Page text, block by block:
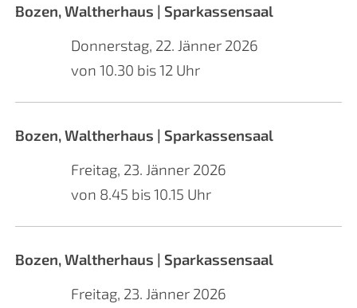
Bozen, Waltherhaus | Sparkassensaal
Donnerstag, 22. Jänner 2026
von 10.30 bis 12 Uhr
Bozen, Waltherhaus | Sparkassensaal
Freitag, 23. Jänner 2026
von 8.45 bis 10.15 Uhr
Bozen, Waltherhaus | Sparkassensaal
Freitag, 23. Jänner 2026